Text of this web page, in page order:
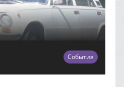
События